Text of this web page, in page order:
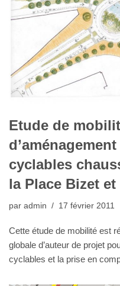
Etude de
cyclables
la Place Bizet et
par admin 17 février 2011
Cette étude de mobilité est
globale d’auteur de projet
cyclables et la prise en